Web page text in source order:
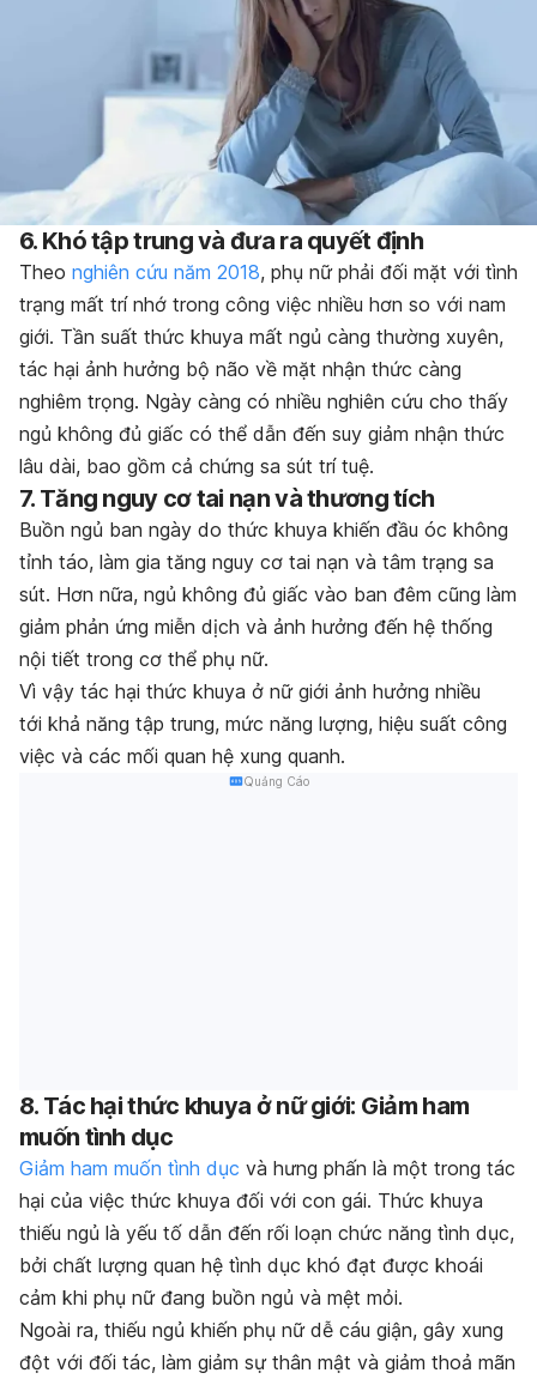
6. Khó tập trung và đưa ra quyết định
Theo nghiên cứu năm 2018, phụ nữ phải đối mặt với tình
trạng mất trí nhớ trong công việc nhiều hơn so với nam
giới. Tần suất thức khuya mất ngủ càng thường xuyên,
tác hại ảnh hưởng bộ não về mặt nhận thức càng
nghiêm trọng. Ngày càng có nhiều nghiên cứu cho thấy
ngủ không đủ giấc có thể dẫn đến suy giảm nhận thức
lâu dài, bao gồm cả chứng sa sút trí tuệ.
7. Tăng nguy cơ tai nạn và thương tích
Buồn ngủ ban ngày do thức khuya khiến đầu óc không
tỉnh táo, làm gia tăng nguy cơ tai nạn và tâm trạng sa
sút. Hơn nữa, ngủ không đủ giấc vào ban đêm cũng làm
giảm phản ứng miễn dịch và ảnh hưởng đến hệ thống
nội tiết trong cơ thể phụ nữ.
Vì vậy tác hại thức khuya ở nữ giới ảnh hưởng nhiều
tới khả năng tập trung, mức năng lượng, hiệu suất công
việc và các mối quan hệ xung quanh.
Quảng Cáo
8. Tác hại thức khuya ở nữ giới: Giảm ham
muốn tình dục
Giảm ham muốn tình dục và hưng phấn là một trong tác
hại của việc thức khuya đối với con gái. Thức khuya
thiếu ngủ là yếu tố dẫn đến rối loạn chức năng tình dục,
bởi chất lượng quan hệ tình dục khó đạt được khoái
cảm khi phụ nữ đang buồn ngủ và mệt mỏi.
Ngoài ra, thiếu ngủ khiến phụ nữ dễ cáu giận, gây xung
đột với đối tác, làm giảm sự thân mật và giảm thoả mãn